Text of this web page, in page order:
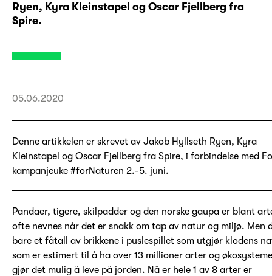
Ryen, Kyra Kleinstapel og Oscar Fjellberg fra
Spire.
05.06.2020
Denne artikkelen er skrevet av Jakob Hyllseth Ryen, Kyra
Kleinstapel og Oscar Fjellberg fra Spire, i forbindelse med
kampanjeuke #forNaturen 2.-5. juni.
Pandaer, tigere, skilpadder og den norske gaupa er blant
ofte nevnes når det er snakk om tap av natur og miljø. Men
bare et fåtall av brikkene i puslespillet som utgjør klodens
som er estimert til å ha over 13 millioner arter og
gjør det mulig å leve på jorden. Nå er hele 1 av 8 arter er